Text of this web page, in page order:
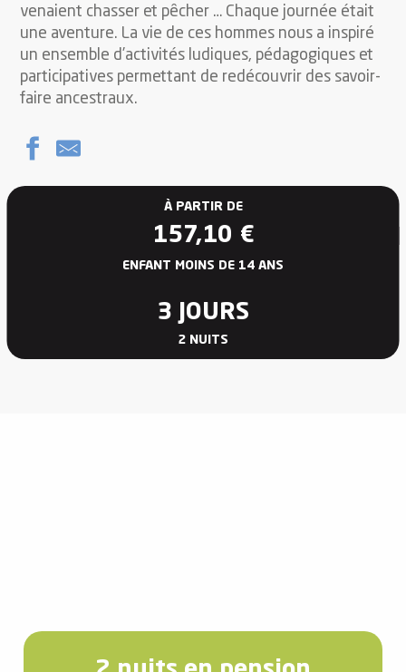
venaient chasser et pêcher … Chaque journée était
une aventure. La vie de ces hommes nous a inspiré
un ensemble d’activités ludiques, pédagogiques et
participatives permettant de redécouvrir des savoir-
faire ancestraux.
À PARTIR DE
157,10 €
ENFANT MOINS DE 14 ANS
3 JOURS
2 NUITS